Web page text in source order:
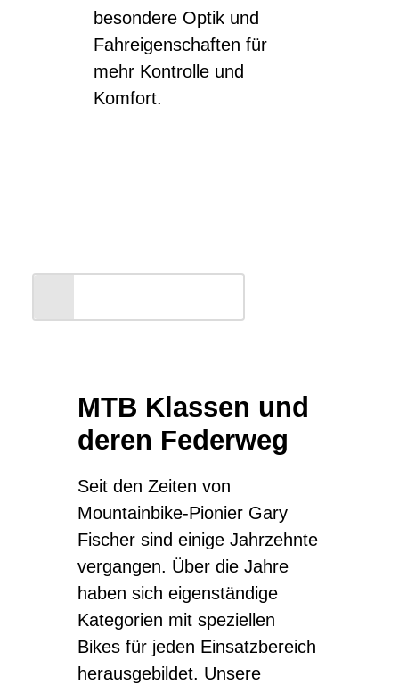
besondere Optik und
Fahreigenschaften für
mehr Kontrolle und
Komfort.
MTB Klassen und
deren Federweg
Seit den Zeiten von
Mountainbike-Pionier Gary
Fischer sind einige Jahrzehnte
vergangen. Über die Jahre
haben sich eigenständige
Kategorien mit speziellen
Bikes für jeden Einsatzbereich
herausgebildet. Unsere